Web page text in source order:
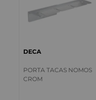
DECA
PORTA TACAS NOMOS
CROM